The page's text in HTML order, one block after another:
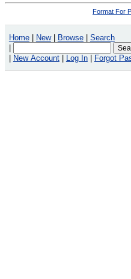
Format For
Home New Browse
Search
New Account Log In Forgot